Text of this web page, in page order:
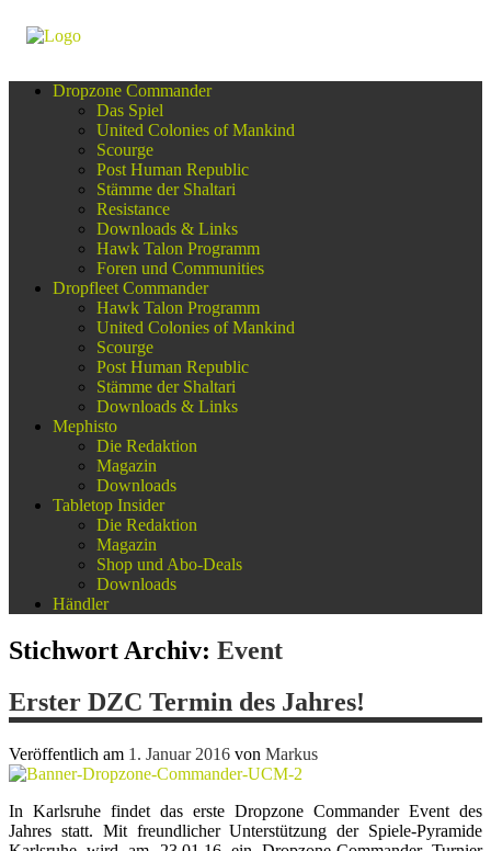
Dropzone Commander
Das Spiel
United Colonies of Mankind
Scourge
Post Human Republic
Stämme der Shaltari
Resistance
Downloads & Links
Hawk Talon Programm
Foren und Communities
Dropfleet Commander
Hawk Talon Programm
United Colonies of Mankind
Scourge
Post Human Republic
Stämme der Shaltari
Downloads & Links
Mephisto
Die Redaktion
Magazin
Downloads
Tabletop Insider
Die Redaktion
Magazin
Shop und Abo-Deals
Downloads
Händler
Stichwort Archiv: Event
Erster DZC Termin des Jahres!
Veröffentlich am 1. Januar 2016 von Markus
In Karlsruhe findet das erste Dropzone Commander Event des
Jahres statt. Mit freundlicher Unterstützung der Spiele-Pyramide